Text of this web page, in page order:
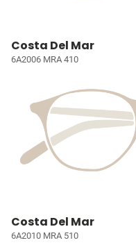
Costa Del Mar
6A2006 MRA 410
Costa Del Mar
6A2010 MRA 510